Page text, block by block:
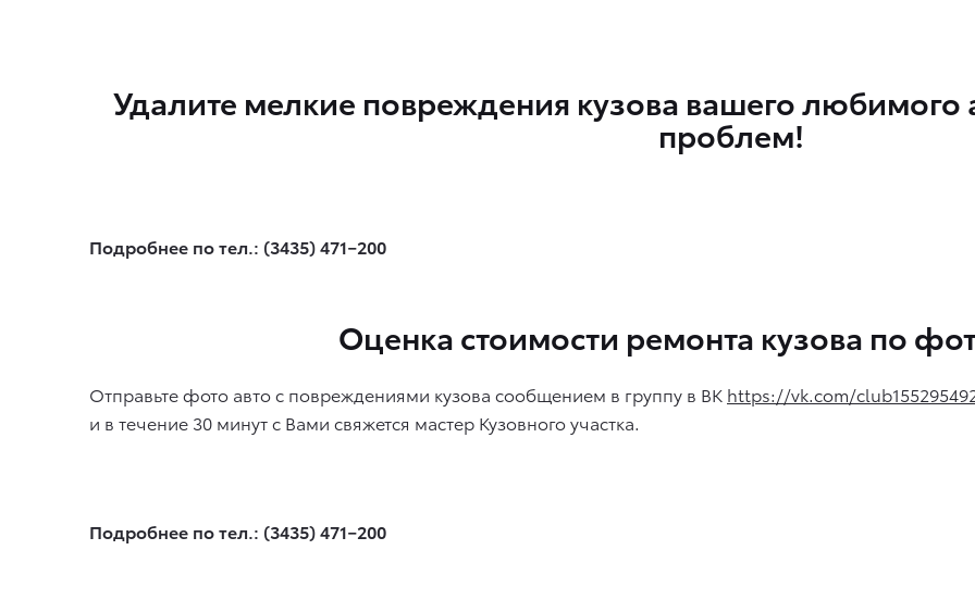
Удалите мелкие повреждения кузова вашего любимого
проблем!
Подробнее по тел.: (3435) 471−200
Оценка стоимости ремонта кузова по
Отправьте фото авто с повреждениями кузова сообщением в группу в ВК https://vk.com/
и в течение 30 минут с Вами свяжется мастер Кузовного участка.
Подробнее по тел.: (3435) 471−200